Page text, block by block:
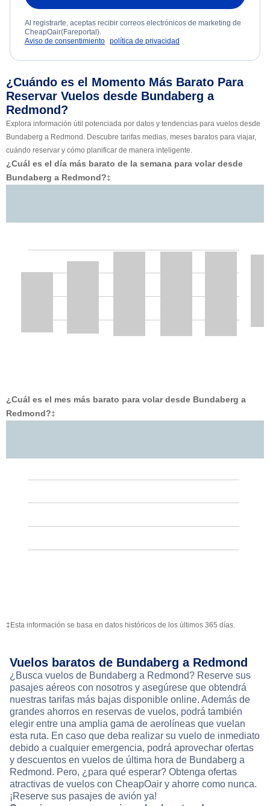
Al registrarte, aceptas recibir correos electrónicos de marketing de
CheapOair(Fareportal).
Aviso de consentimiento política de privacidad
¿Cuándo es el Momento Más Barato Para
Reservar Vuelos desde Bundaberg a
Redmond?
Explora información útil potenciada por datos y tendencias para vuelos desde
Bundaberg a Redmond. Descubre tarifas medias, meses baratos para viajar,
cuándo reservar y cómo planificar de manera inteligente.
¿Cuál es el día más barato de la semana para volar desde
Bundaberg a Redmond?‡
¿Cuál es el mes más barato para volar desde Bundaberg a
Redmond?‡
‡Esta información se basa en datos históricos de los últimos 365 días.
Vuelos baratos de Bundaberg a Redmond
¿Busca vuelos de Bundaberg a Redmond? Reserve sus
pasajes aéreos con nosotros y asegúrese que obtendrá
nuestras tarifas más bajas disponible online. Además de
grandes ahorros en reservas de vuelos, podrá también
elegir entre una amplia gama de aerolíneas que vuelan
esta ruta. En caso que deba realizar su vuelo de inmediato
debido a cualquier emergencia, podrá aprovechar ofertas
y descuentos en vuelos de última hora de Bundaberg a
Redmond. Pero, ¿para qué esperar? Obtenga ofertas
atractivas de vuelos con CheapOair y ahorre como nunca.
¡Reserve sus pasajes de avión ya!